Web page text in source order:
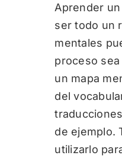
Aprender
ser todo un
mentales
proceso
un mapa
del
de ejemplo.
utilizarlo